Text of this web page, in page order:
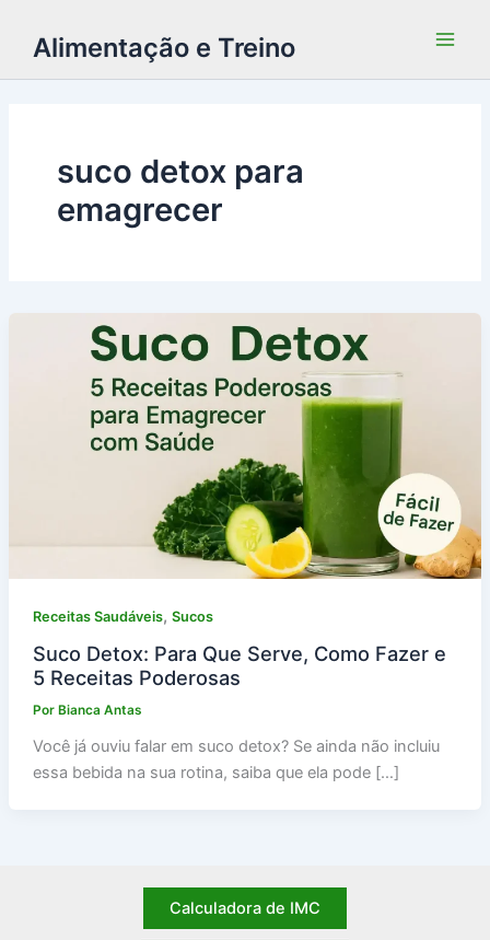
Alimentação e Treino
suco detox para
emagrecer
Receitas Saudáveis, Sucos
Suco Detox: Para Que Serve, Como Fazer e
5 Receitas Poderosas
Por Bianca Antas
Você já ouviu falar em suco detox? Se ainda não incluiu
essa bebida na sua rotina, saiba que ela pode […]
Calculadora de IMC